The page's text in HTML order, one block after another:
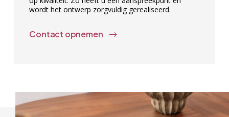
wordt het ontwerp zorgvuldig gerealiseerd.
Contact opnemen $